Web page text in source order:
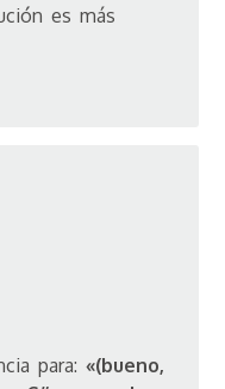
es más
para:«(bueno,